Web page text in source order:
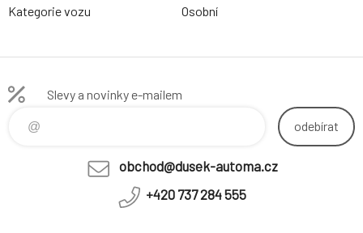
Kategorie vozu
Osobní
Slevy a novinky e-mailem
odebírat
obchod@dusek-automa.cz
+420 737 284 555